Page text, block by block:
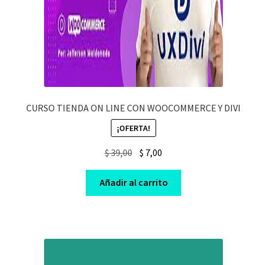
CURSO TIENDA ON LINE CON WOOCOMMERCE Y DIVI
¡OFERTA!
$39,00 Original
was:
$ 39,00.
$ 7,00
is:
$ 7,00.
Añadir al carrito